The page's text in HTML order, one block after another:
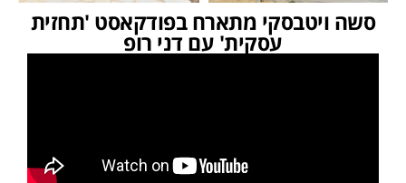
סשה ויטבסקי מתארח בפודקאסט 'תחזית
עסקית' עם דני רופ